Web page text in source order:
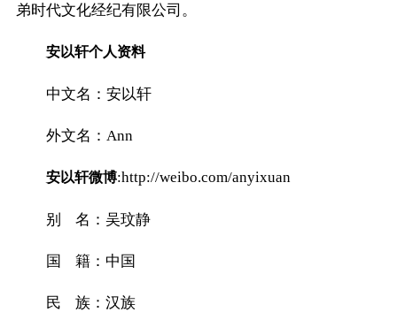
弟时代文化经纪有限公司。
安以轩个人资料
中文名：安以轩
外文名：Ann
安以轩微博:http://weibo.com/anyixuan
别 名：吴玟静
国 籍：中国
民 族：汉族